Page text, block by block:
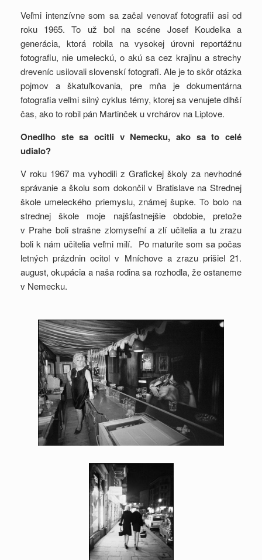
Veľmi intenzívne som sa začal venovať fotografii asi od
roku 1965. To už bol na scéne Josef Koudelka a
generácia, ktorá robila na vysokej úrovni reportážnu
fotografiu, nie umeleckú, o akú sa cez krajinu a strechy
dreveníc usilovali slovenskí fotografi. Ale je to skôr otázka
pojmov a škatuľkovania, pre mňa je dokumentárna
fotografia veľmi silný cyklus témy, ktorej sa venujete dlhší
čas, ako to robil pán Martinček u vrchárov na Liptove.
Onedlho ste sa ocitli v Nemecku, ako sa to celé
udialo?
V roku 1967 ma vyhodili z Grafickej školy za nevhodné
správanie a školu som dokončil v Bratislave na Strednej
škole umeleckého priemyslu, známej šupke. To bolo na
strednej škole moje najšťastnejšie obdobie, pretože
v Prahe boli strašne zlomyseľní a zlí učitelia a tu zrazu
boli k nám učitelia veľmi milí. Po maturite som sa počas
letných prázdnin ocitol v Mníchove a zrazu prišiel 21.
august, okupácia a naša rodina sa rozhodla, že ostaneme
v Nemecku.